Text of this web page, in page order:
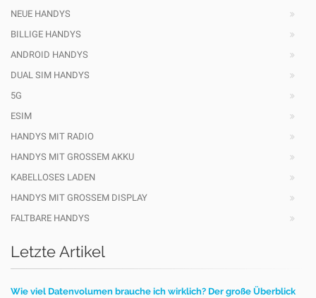
NEUE HANDYS
BILLIGE HANDYS
ANDROID HANDYS
DUAL SIM HANDYS
5G
ESIM
HANDYS MIT RADIO
HANDYS MIT GROSSEM AKKU
KABELLOSES LADEN
HANDYS MIT GROSSEM DISPLAY
FALTBARE HANDYS
Letzte Artikel
Wie viel Datenvolumen brauche ich wirklich? Der große Überblick